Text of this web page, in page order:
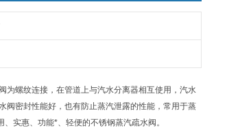
为螺纹连接，在管道上与汽水分离器相互使用，汽水
阀密封性能好，也有防止蒸汽泄露的性能，常用于蒸
实惠、功能*、轻便的不锈钢蒸汽疏水阀。